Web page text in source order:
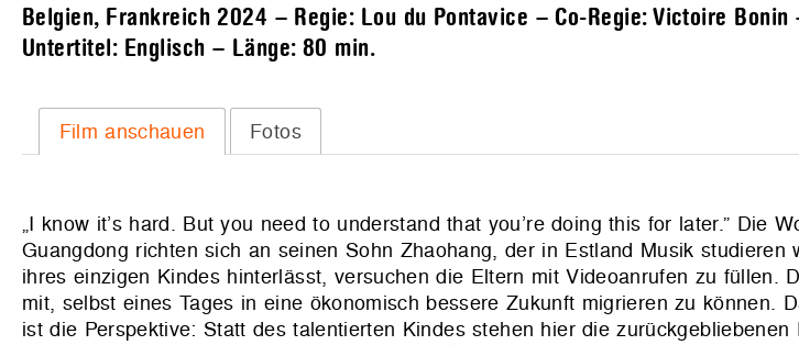
Belgien, Frankreich 2024 – Regie: Lou du Pontavice – Co-Regie: Victoire Bonin
Untertitel: Englisch – Länge: 80 min.
Film anschauen Fotos
„I know it’s hard. But you need to understand that you’re doing this for later.” Die
Guangdong richten sich an seinen Sohn Zhaohang, der in Estland Musik studieren
ihres einzigen Kindes hinterlässt, versuchen die Eltern mit Videoanrufen zu füllen.
mit, selbst eines Tages in eine ökonomisch bessere Zukunft migrieren zu können.
ist die Perspektive: Statt des talentierten Kindes stehen hier die